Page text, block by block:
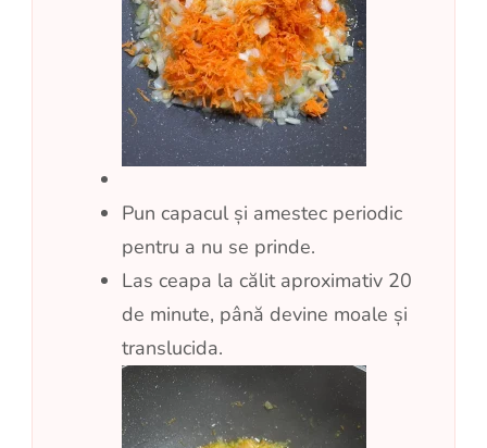
Pun capacul și amestec periodic
pentru a nu se prinde.
Las ceapa la călit aproximativ 20
de minute, până devine moale și
translucida.